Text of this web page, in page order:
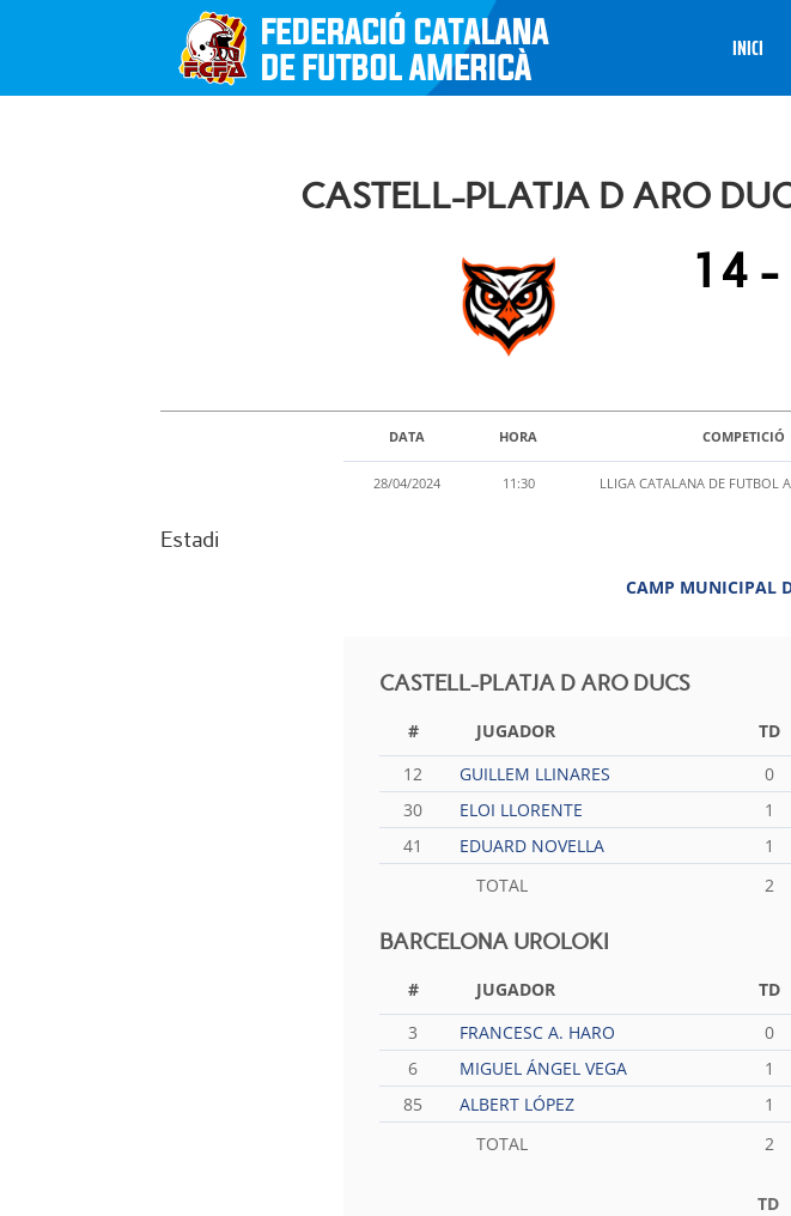
INICI
CASTELL-PLATJA D ARO
14 -
DATA HORA COMPETICIÓ
28/04/2024 11:30 LLIGA CATALANA DE FUTBOL
Estadi
CAMP MUNICIPAL
CASTELL-PLATJA D ARO DUCS
# JUGADOR TD
12
GUILLEM LLINARES 0
30
ELOI LLORENTE 1
41
EDUARD NOVELLA 1
TOTAL
2
BARCELONA UROLOKI
# JUGADOR TD
3
FRANCESC A. HARO 0
6
MIGUEL ÁNGEL VEGA 1
85
ALBERT LÓPEZ 1
TOTAL
2
TD